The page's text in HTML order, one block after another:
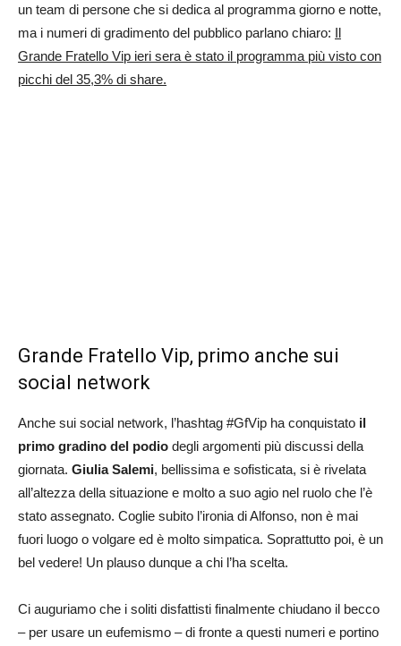
un team di persone che si dedica al programma giorno e notte,
ma i numeri di gradimento del pubblico parlano chiaro: Il
Grande Fratello Vip ieri sera è stato il programma più visto con
picchi del 35,3% di share.
Grande Fratello Vip, primo anche sui
social network
Anche sui social network, l’hashtag #GfVip ha conquistato il
primo gradino del podio degli argomenti più discussi della
giornata. Giulia Salemi, bellissima e sofisticata, si è rivelata
all’altezza della situazione e molto a suo agio nel ruolo che l’è
stato assegnato. Coglie subito l’ironia di Alfonso, non è mai
fuori luogo o volgare ed è molto simpatica. Soprattutto poi, è un
bel vedere! Un plauso dunque a chi l’ha scelta.
Ci auguriamo che i soliti disfattisti finalmente chiudano il becco
– per usare un eufemismo – di fronte a questi numeri e portino